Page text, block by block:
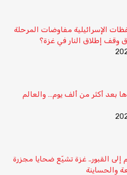
الإسرائيلية مفاوضات المرحلة
وقف إطلاق النار في غزة؟
بعد أكثر من ألف يوم… والعالم
إلى القبور.. غزة تشيّع ضحايا مجزرة
والحساينة